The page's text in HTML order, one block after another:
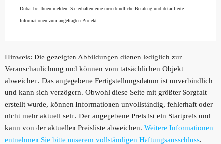
Dubai bei Ihnen melden. Sie erhalten eine unverbindliche Beratung und detaillierte
Informationen zum angefragten Projekt.
Hinweis: Die gezeigten Abbildungen dienen lediglich zur
Veranschaulichung und können vom tatsächlichen Objekt
abweichen. Das angegebene Fertigstellungsdatum ist unverbindlich
und kann sich verzögern. Obwohl diese Seite mit größter Sorgfalt
erstellt wurde, können Informationen unvollständig, fehlerhaft oder
nicht mehr aktuell sein. Der angegebene Preis ist ein Startpreis und
kann von der aktuellen Preisliste abweichen. Weitere Informationen
entnehmen Sie bitte unserem vollständigen Haftungsausschluss.